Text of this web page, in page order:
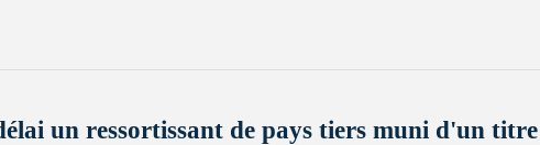
un ressortissant de pays tiers muni d'un